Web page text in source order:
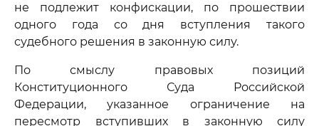
не подлежит конфискации, по прошествии
одного года со дня вступления такого
судебного решения в законную силу.
По смыслу правовых позиций
Конституционного Суда Российской
Федерации, указанное ограничение на
пересмотр вступивших в законную силу